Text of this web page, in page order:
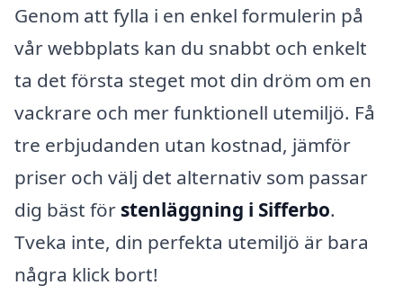
Genom att fylla i en enkel formulerin på
vår webbplats kan du snabbt och enkelt
ta det första steget mot din dröm om en
vackrare och mer funktionell utemiljö. Få
tre erbjudanden utan kostnad, jämför
priser och välj det alternativ som passar
dig bäst för stenläggning i Sifferbo.
Tveka inte, din perfekta utemiljö är bara
några klick bort!